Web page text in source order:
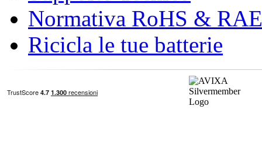
Normativa RoHS &
Ricicla le tue batterie